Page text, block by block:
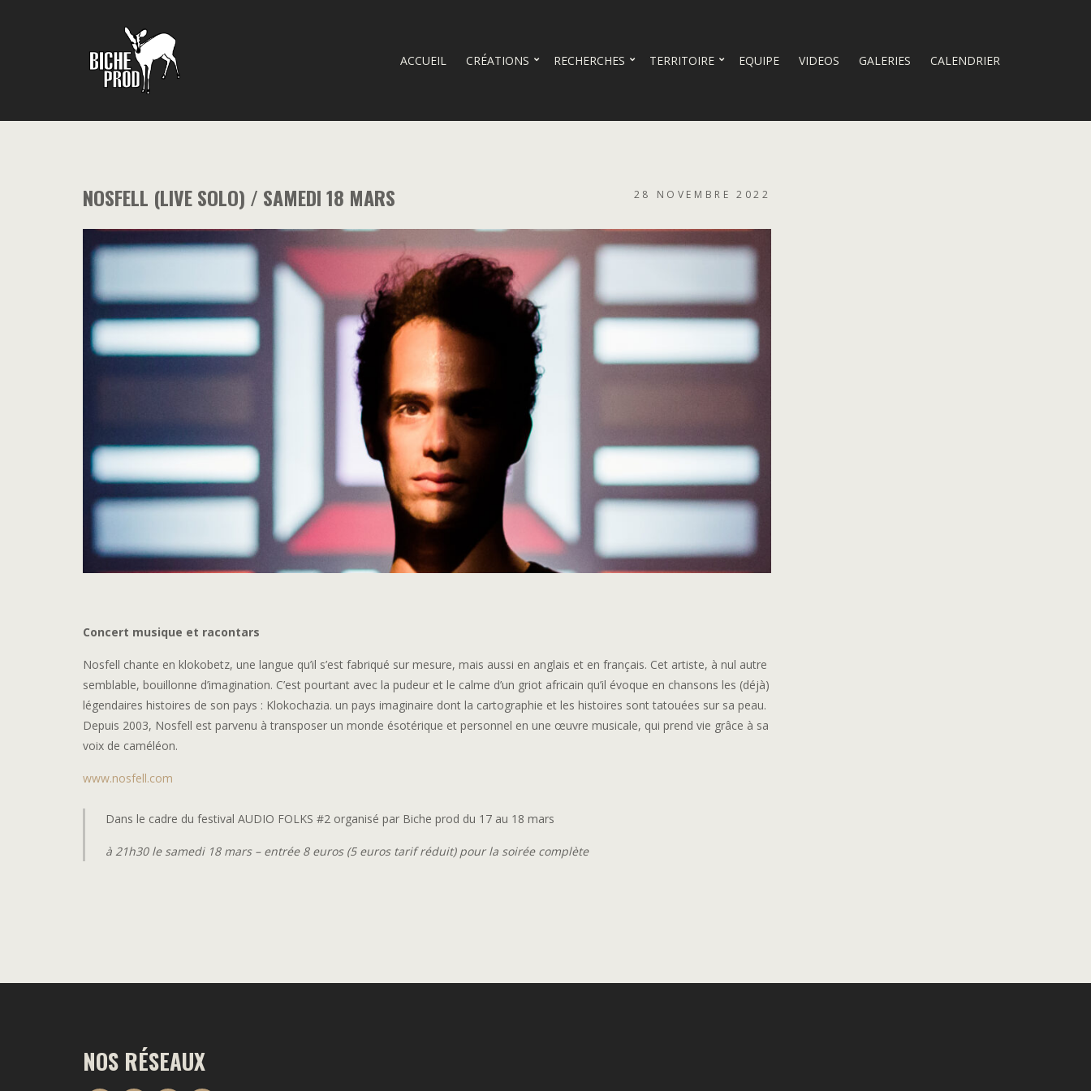
ACCUEIL CRÉATIONS RECHERCHES TERRITOIRE EQUIPE VIDEOS GALERIES CALENDRIER
NOSFELL (LIVE SOLO) / SAMEDI 18 MARS 28 NOVEMBRE 2022
Concert musique et racontars
Nosfell chante en klokobetz, une langue qu’il s’est fabriqué sur mesure, mais aussi en anglais et en français. Cet artiste, à nul autre
semblable, bouillonne d’imagination. C’est pourtant avec la pudeur et le calme d’un griot africain qu’il évoque en chansons les (déjà)
légendaires histoires de son pays : Klokochazia. un pays imaginaire dont la cartographie et les histoires sont tatouées sur sa peau.
Depuis 2003, Nosfell est parvenu à transposer un monde ésotérique et personnel en une œuvre musicale, qui prend vie grâce à sa
voix de caméléon.
www.nosfell.com
Dans le cadre du festival AUDIO FOLKS #2 organisé par Biche prod du 17 au 18 mars
à 21h30 le samedi 18 mars – entrée 8 euros (5 euros tarif réduit) pour la soirée complète
NOS RÉSEAUX